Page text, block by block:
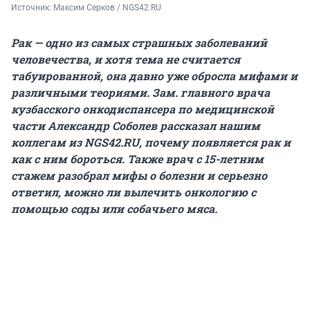
Источник: Максим Серков / NGS42.RU
Рак — одно из самых страшных заболеваний
человечества, и хотя тема не считается
табуированной, она давно уже обросла мифами и
различными теориями. Зам. главного врача
кузбасского онкодиспансера по медицинской
части Александр Соболев рассказал нашим
коллегам изNGS42.RU, почему появляется рак и
как с ним бороться. Также врач с 15-летним
стажем разобрал мифы о болезни и серьезно
ответил, можно ли вылечить онкологию с
помощью соды или собачьего мяса.